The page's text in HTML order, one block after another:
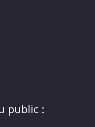
public :